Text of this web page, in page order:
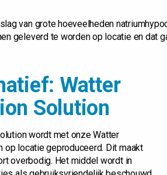
van grote hoeveelheden
geleverd te worden op locatie en dat
Watter
Solution
wordt met onze Watter
op locatie geproduceerd. Dit maakt
overbodig. Het middel wordt in